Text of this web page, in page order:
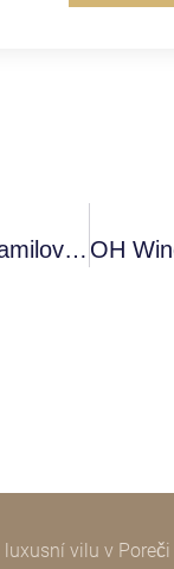
Valentýn: Zamilovali Jsme Se Znovu – V Chorvatsku
vilu v Poreči